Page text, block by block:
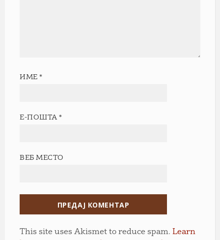
ИМЕ*
Е-ПОШТА*
ВЕБ МЕСТО
This site uses Akismet to reduce spam. Learn